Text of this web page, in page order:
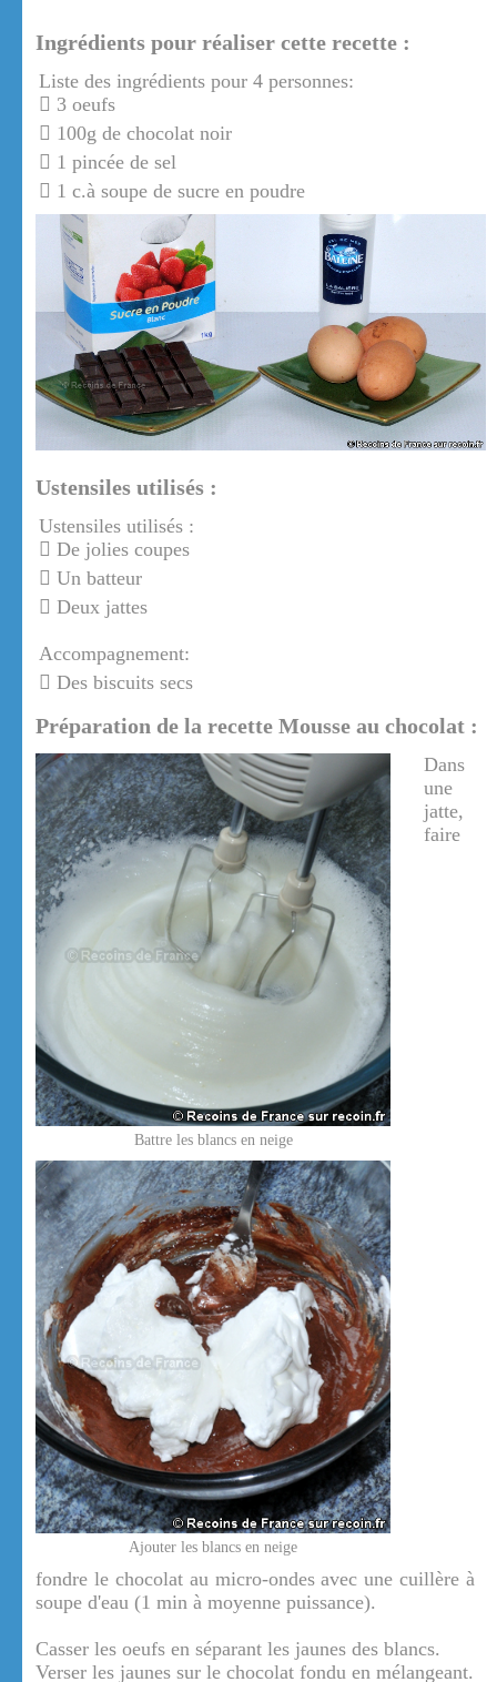
Ingrédients pour réaliser cette recette :
Liste des ingrédients pour 4 personnes:
3 oeufs
100g de chocolat noir
1 pincée de sel
1 c.à soupe de sucre en poudre
Ustensiles utilisés :
Ustensiles utilisés :
De jolies coupes
Un batteur
Deux jattes
Accompagnement:
Des biscuits secs
Préparation de la recette Mousse au chocolat :
Battre les blancs en neige
Ajouter les blancs en neige
Dans
une
jatte,
faire
fondre le chocolat au micro-ondes avec une cuillère à
soupe d'eau (1 min à moyenne puissance).
Casser les oeufs en séparant les jaunes des blancs.
Verser les jaunes sur le chocolat fondu en mélangeant.